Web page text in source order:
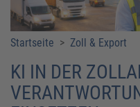
Startseite > Zoll & Export
KI IN DER